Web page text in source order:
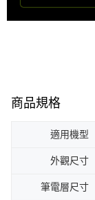
商品規格
適用機型
外觀尺寸
筆電層尺寸